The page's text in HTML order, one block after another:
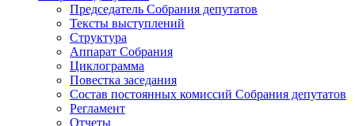
Председатель Собрания депутатов
Тексты выступлений
Структура
Аппарат Собрания
Циклограмма
Повестка заседания
Состав постоянных комиссий Собрания депутатов
Регламент
Отчеты